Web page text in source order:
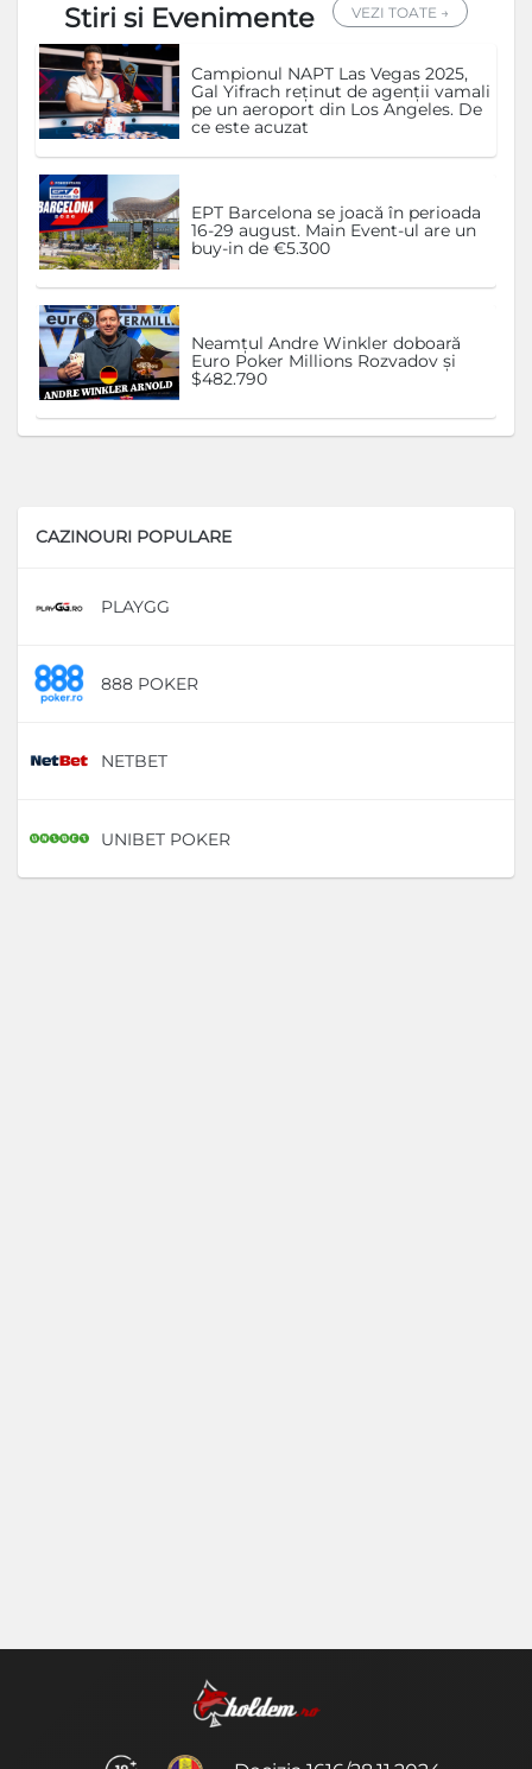
Stiri si Evenimente VEZI TOATE →
Campionul NAPT Las Vegas 2025,
Gal Yifrach reținut de agenții vamali
pe un aeroport din Los Angeles. De
ce este acuzat
EPT Barcelona se joacă în perioada
16-29 august. Main Event-ul are un
buy-in de €5.300
Neamțul Andre Winkler doboară
Euro Poker Millions Rozvadov și
$482.790
CAZINOURI POPULARE
PLAYGG
888 POKER
NETBET
UNIBET POKER